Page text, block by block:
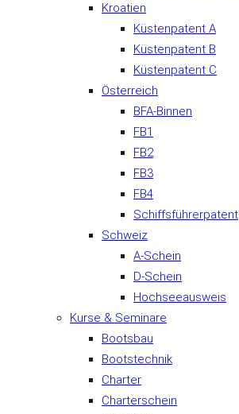
Kroatien
Küstenpatent A
Küstenpatent B
Küstenpatent C
Österreich
BFA-Binnen
FB1
FB2
FB3
FB4
Schiffsführerpatent
Schweiz
A-Schein
D-Schein
Hochseeausweis
Kurse & Seminare
Bootsbau
Bootstechnik
Charter
Charterschein